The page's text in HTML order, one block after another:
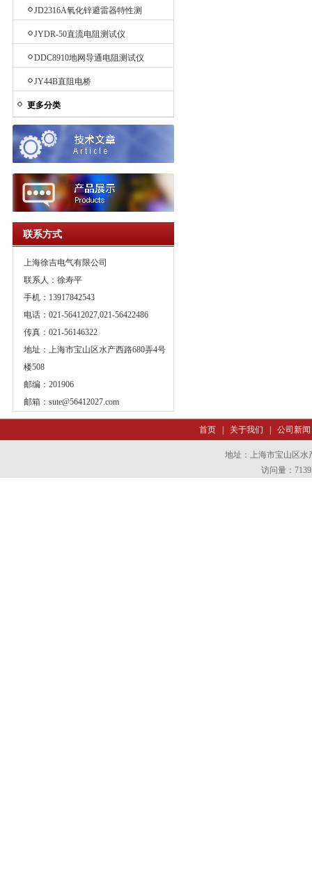
JD2316A氧化锌避雷器特性测
JYDR-50直流电阻测试仪
DDC8910地网导通电阻测试仪
JY44B直阻电桥
更多分类
联系方式
上海徐吉电气有限公司
联系人：徐寿平
手机：13917842543
电话：021-56412027,021-56422486
传真：021-56146322
地址：上海市宝山区水产西路680弄4号
楼508
邮编：201906
邮箱： sute@56412027.com
首页| 关于我们 公司新闻
地址：上海市宝山区水
访问量：